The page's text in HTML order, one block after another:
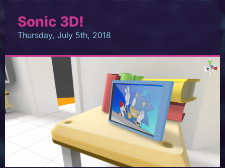
Sonic 3D!
Thursday, July 5th, 2018